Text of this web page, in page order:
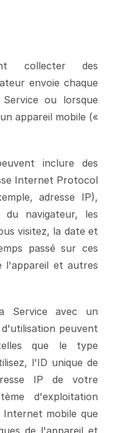
collecter des
envoie chaque
ou lorsque
inclure des
Internet Protocol
adresse IP),
du navigateur, les
visitez, la date et
passé sur ces
l'appareil et autres
Service avec un
peuvent
que le type
l'ID unique de
IP de votre
d'exploitation
mobile que
de l'appareil et